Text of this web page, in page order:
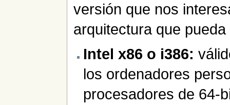
versión que nos
arquitectura que
Intel x86 o i386:
los ordenadores
procesadores de 64-